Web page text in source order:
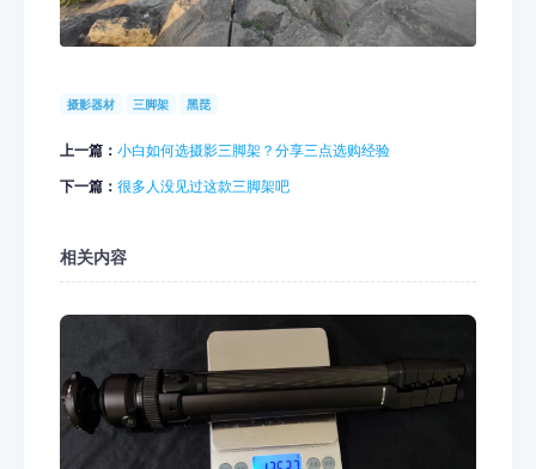
摄影器材 三脚架 黑琵
上一篇： 小白如何选摄影三脚架？分享三点选购经验
下一篇： 很多人没见过这款三脚架吧
相关内容